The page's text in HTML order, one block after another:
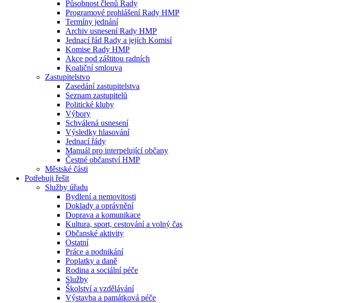
Působnost členů Rady
Programové prohlášení Rady HMP
Termíny jednání
Archiv usnesení Rady HMP
Jednací řád Rady a jejích Komisí
Komise Rady HMP
Akce pod záštitou radních
Koaliční smlouva
Zastupitelstvo
Zasedání zastupitelstva
Seznam zastupitelů
Politické kluby
Výbory
Schválená usnesení
Výsledky hlasování
Jednací řády
Manuál pro interpelující občany
Čestné občanství HMP
Městské části
Potřebuji řešit
Služby úřadu
Bydlení a nemovitosti
Doklady a oprávnění
Doprava a komunikace
Kultura, sport, cestování a volný čas
Občanské aktivity
Ostatní
Práce a podnikání
Poplatky a daně
Rodina a sociální péče
Služby
Školství a vzdělávání
Výstavba a památková péče